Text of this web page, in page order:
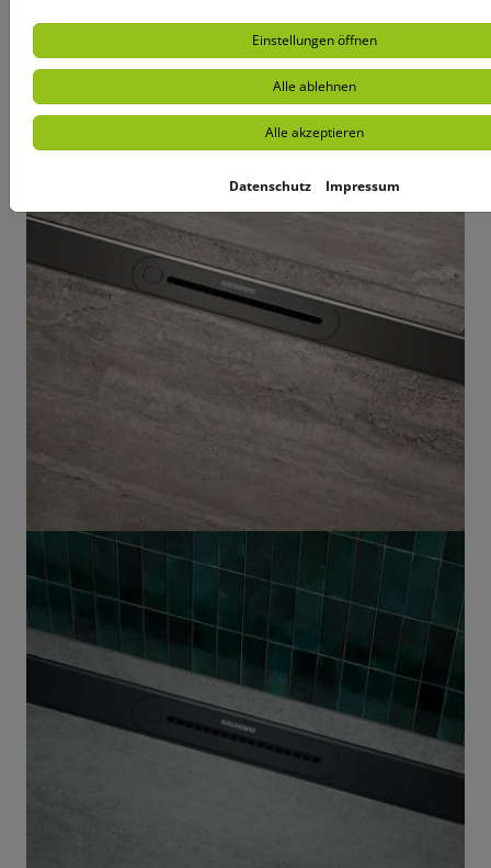
Einstellungen öffnen
Alle ablehnen
Alle akzeptieren
Datenschutz Impressum